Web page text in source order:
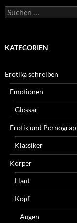
Suchen
nach:
KATEGORIEN
Erotika schreiben
Emotionen
Glossar
Erotik und
Klassiker
Körper
Haut
Kopf
Augen